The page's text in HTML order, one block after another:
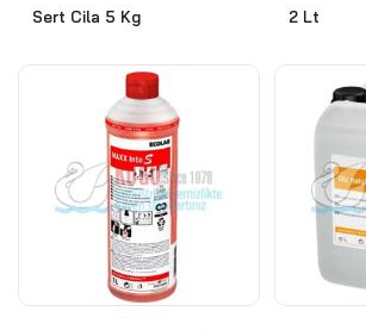
Sert Cila 5 Kg
2 Lt